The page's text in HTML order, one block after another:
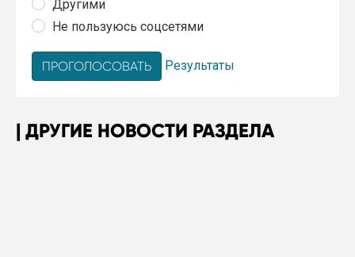
Другими
Не пользуюсь соцсетями
Результаты
ДРУГИЕ НОВОСТИ РАЗДЕЛА